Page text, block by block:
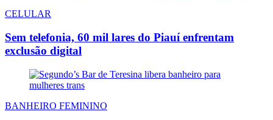
CELULAR
Sem telefonia, 60 mil lares do Piauí enfrentam
exclusão digital
BANHEIRO FEMININO